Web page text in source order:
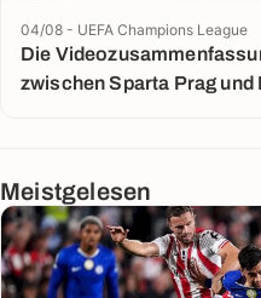
Die
zwischen Sparta Prag und
04/08 - UEFA Champions League
Meistgelesen